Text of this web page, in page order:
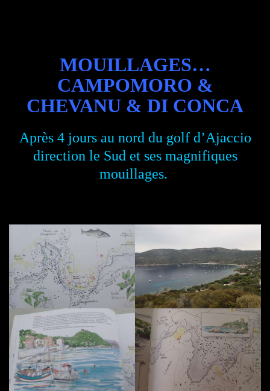
MOUILLAGES…
CAMPOMORO &
CHEVANU & DI CONCA
Après 4 jours au nord du golf d’Ajaccio
direction le Sud et ses magnifiques
mouillages.